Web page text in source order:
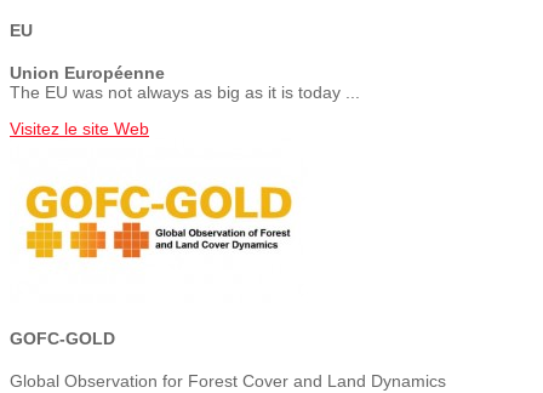
EU
Union Européenne
The EU was not always as big as it is today ...
Visitez le site Web
GOFC-GOLD
Global Observation for Forest Cover and Land Dynamics